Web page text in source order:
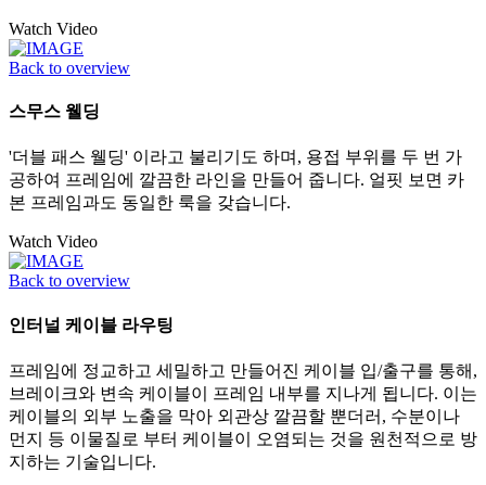
Watch Video
Back to overview
스무스 웰딩
'더블 패스 웰딩' 이라고 불리기도 하며, 용접 부위를 두 번 가
공하여 프레임에 깔끔한 라인을 만들어 줍니다. 얼핏 보면 카
본 프레임과도 동일한 룩을 갖습니다.
Watch Video
Back to overview
인터널 케이블 라우팅
프레임에 정교하고 세밀하고 만들어진 케이블 입/출구를 통해,
브레이크와 변속 케이블이 프레임 내부를 지나게 됩니다. 이는
케이블의 외부 노출을 막아 외관상 깔끔할 뿐더러, 수분이나
먼지 등 이물질로 부터 케이블이 오염되는 것을 원천적으로 방
지하는 기술입니다.